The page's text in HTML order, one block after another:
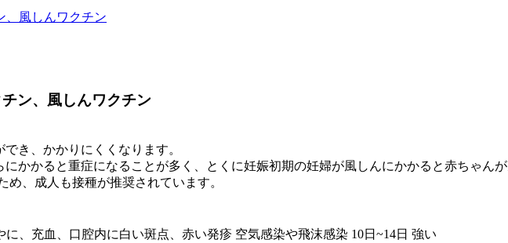
、風しんワクチン
ン、風しんワクチン
き、かかりにくくなります。
かかると重症になることが多く、とくに妊娠初期の妊婦が風しんにかかると赤ちゃん
、成人も接種が推奨されています。
、充血、口腔内に白い斑点、赤い発疹 空気感染や飛沫感染 10日~14日 強い